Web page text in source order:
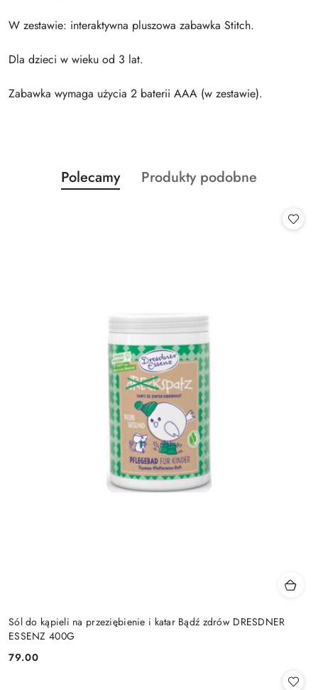
W zestawie: interaktywna pluszowa zabawka Stitch.
Dla dzieci w wieku od 3 lat.
Zabawka wymaga użycia 2 baterii AAA (w zestawie).
Pomiń karuzelę produktów
Produkty
o
Polecamy
Produkty
Produkty podobne
Sól do kąpieli na przeziębienie i katar Bądź zdrów DRESDNER
ESSENZ 400G
Cena:
79.00